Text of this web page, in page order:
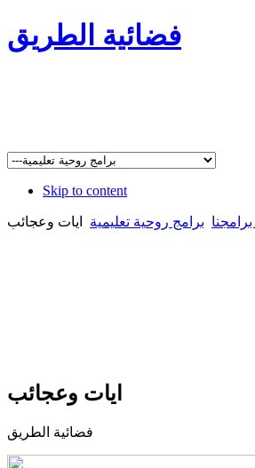
فضائية الطريق
Skip to content
برامج روحية تعليمية ايات وعجائب
ايات وعجائب
فضائية الطريق